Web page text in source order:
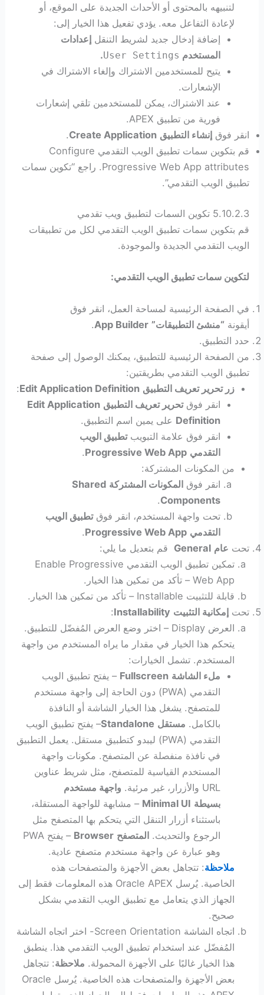
لتنبيهه بالمحتوى أو الأحداث الجديدة على الموقع، أو
لإعادة التفاعل معه. يؤدي تفعيل هذا الخيار إلى:
إضافة إدخال جديد لشريط التنقلإعدادات
المستخدم User Settings
.
يتيح للمستخدمين الاشتراك وإلغاء الاشتراك في
الإشعارات.
عند الاشتراك، يمكن للمستخدمين تلقي إشعارات
فورية من تطبيق APEX.
انقر فوقإنشاء التطبيق Create Application
.
قم بتكوين سمات تطبيق الويب التقدمي Configure
Progressive Web App attributes. راجع “تكوين سمات
تطبيق الويب التقدمي”.
5.10.2.3 تكوين السمات لتطبيق ويب تقدمي
قم بتكوين سمات تطبيق الويب التقدمي لكل من تطبيقات
الويب التقدمي الجديدة والموجودة.
لتكوين سمات تطبيق الويب التقدمي:
في الصفحة الرئيسية لمساحة العمل، انقر فوق
أيقونة“منشئ التطبيقات” App Builder
.
حدد التطبيق.
من الصفحة الرئيسية للتطبيق، يمكنك الوصول إلى صفحة
تطبيق الويب التقدمي بطريقتين:
زر تحرير تعريف التطبيق Edit Application Definition
:
انقر فوقتحرير تعريف التطبيق Edit Application
Definition على يمين اسم التطبيق.
انقر فوق علامة التبويبتطبيق الويب
التقدمي Progressive Web App
.
من المكونات المشتركة:
انقر فوقالمكونات المشتركة Shared
Components
.
تحت واجهة المستخدم، انقر فوقتطبيق الويب
التقدمي Progressive Web App
.
تحت عام General قم بتعديل ما يلي:
تمكين تطبيق الويب التقدمي Enable Progressive
Web App – تأكد من تمكين هذا الخيار.
قابلة للتثبيت Installable – تأكد من تمكين هذا الخيار.
تحتإمكانية التثبيت Installability
:
العرض Display – اختر وضع العرض المُفضّل للتطبيق.
يتحكم هذا الخيار في مقدار ما يراه المستخدم من واجهة
المستخدم. تشمل الخيارات:
ملء الشاشة Fullscreen – يفتح تطبيق الويب
التقدمي (PWA) دون الحاجة إلى واجهة مستخدم
للمتصفح. يشغل هذا الخيار الشاشة أو النافذة
بالكامل. مستقل Standalone– يفتح تطبيق الويب
التقدمي (PWA) ليبدو كتطبيق مستقل. يعمل التطبيق
في نافذة منفصلة عن المتصفح. مكونات واجهة
المستخدم القياسية للمتصفح، مثل شريط عناوين
URL والأزرار، غير مرئية.
واجهة مستخدم
بسيطة Minimal UI – مشابهة للواجهة المستقلة،
باستثناء أزرار التنقل التي يتحكم بها المتصفح مثل
الرجوع والتحديث.المتصفح Browser
– يفتح PWA
وهو عبارة عن واجهة مستخدم متصفح عادية.
ملاحظة: تتجاهل بعض الأجهزة والمتصفحات هذه
الخاصية. يُرسل Oracle APEX هذه المعلومات فقط إلى
الجهاز الذي يتعامل مع تطبيق الويب التقدمي بشكل
صحيح.
اتجاه الشاشة Screen Orientation- اختر اتجاه الشاشة
المُفضّل عند استخدام تطبيق الويب التقدمي هذا. ينطبق
هذا الخيار غالبًا على الأجهزة المحمولة. ملاحظة: تتجاهل
بعض الأجهزة والمتصفحات هذه الخاصية. يُرسل Oracle